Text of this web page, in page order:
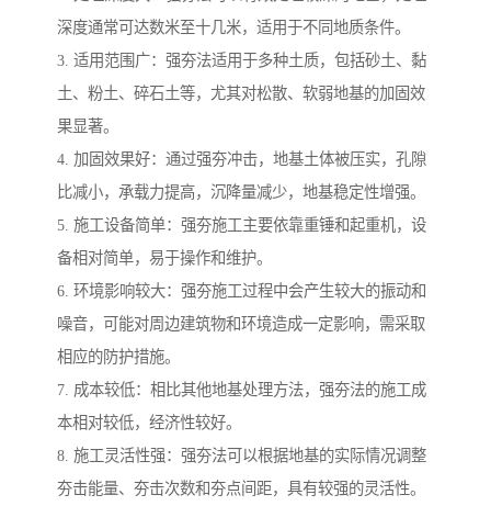
深度通常可达数米至十几米，适用于不同地质条件。
3. 适用范围广：强夯法适用于多种土质，包括砂土、黏
土、粉土、碎石土等，尤其对松散、软弱地基的加固效
果显著。
4. 加固效果好：通过强夯冲击，地基土体被压实，孔隙
比减小，承载力提高，沉降量减少，地基稳定性增强。
5. 施工设备简单：强夯施工主要依靠重锤和起重机，设
备相对简单，易于操作和维护。
6. 环境影响较大：强夯施工过程中会产生较大的振动和
噪音，可能对周边建筑物和环境造成一定影响，需采取
相应的防护措施。
7. 成本较低：相比其他地基处理方法，强夯法的施工成
本相对较低，经济性较好。
8. 施工灵活性强：强夯法可以根据地基的实际情况调整
夯击能量、夯击次数和夯点间距，具有较强的灵活性。